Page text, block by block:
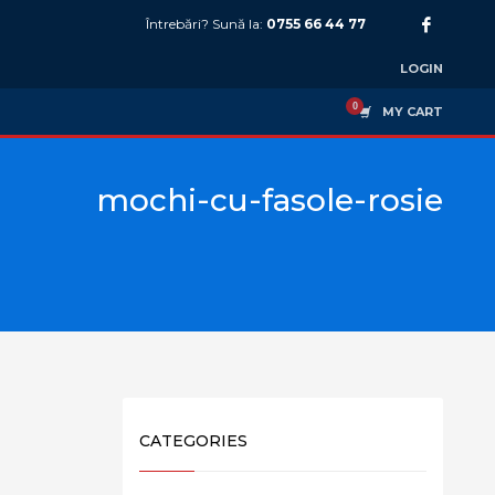
Întrebări? Sună la: 0755 66 44 77
LOGIN
MY CART
mochi-cu-fasole-rosie
CATEGORIES